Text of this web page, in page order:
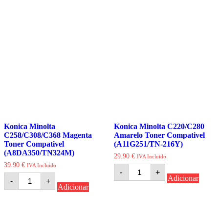
Konica Minolta
C258/C308/C368 Magenta
Toner Compativel
(A8DA350/TN324M)
39.90 € IVA Incluido
-
Quantidade
Konica
+
Adicionar
Konica Minolta C220/C280
Amarelo Toner Compativel
(A11G251/TN-216Y)
29.90 € IVA Incluido
-
Quantidade
Konica
+
Adicionar